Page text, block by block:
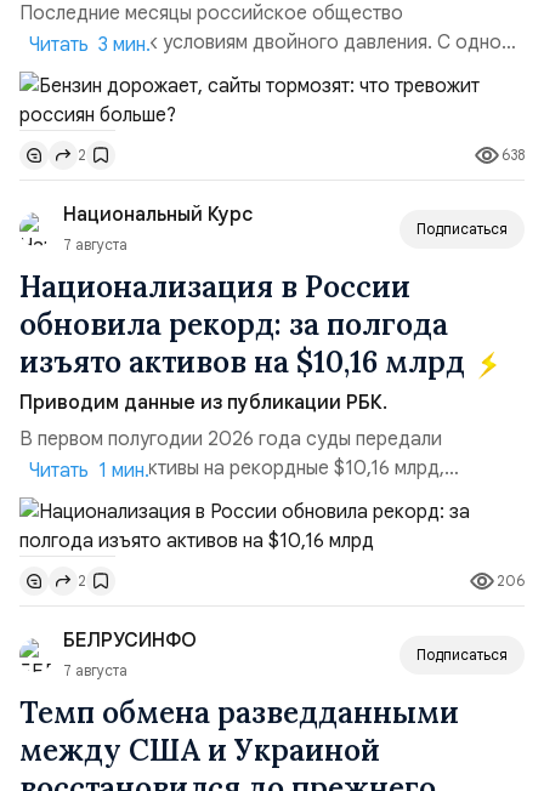
Последние месяцы российское общество
адаптируется к условиям двойного давления. С одной
стороны, происходит рост цен на товары первой
необходимости, инфляция и локальные сбои в
поставках бензина. А с другой – технологическая
турбулентность: перебои в работе интернета,
блокировки сайтов, необходимость осваивать VPN и
российские платформы.Что из этого бье...
Читать 3 мин.
2 638
Национальный Курс
7 августа
Подписаться
Национализация в России
обновила рекорд: за полгода
изъято активов на $10,16 млрд
Приводим данные из публикации РБК.
В первом полугодии 2026 года суды передали
государству активы на рекордные $10,16 млрд,
подсчитали аналитики AK&M. Это в 2,5 раза больше,
чем за аналогичный период 2025 года ($3,95 млрд).
Всего зафиксировано 15 национализационных
транзакций, которые обеспечили 42,2% денежного
объёма всего российского рынка слияний и
поглощений. Крупнейшей ...
Читать 1 мин.
2 206
БЕЛРУСИНФО
7 августа
Подписаться
Темп обмена разведданными
между США и Украиной